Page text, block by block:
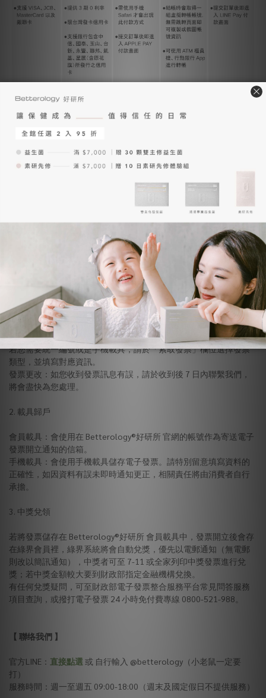
優惠券、購物金：可選擇該筆訂單是否要使用，請留意使用期限。
若使用後取消訂單退款後優惠券、購物金已逾期，系統將不會退
【 發票說明及相關問題 】
1. Betterology®好研所 開立電子發票，將在訂單出貨後當月開立並
寄送通知至會員資料之電子信箱。
若您需要統一編號或是手機載具，請於「索取發票」欄位選擇發票
類型，並填寫對應資訊。
發票更改：如您收到發票訊息有誤，請於收到後 7 日內聯繫我們，
將會盡快為您處理。
2. 載具歸戶
會員載具：會使用在 Betterology®好研所 官網的帳號作為寄送電子
發票開立通知的信箱。
手機載具：會使用手機載具儲存電子發票。請特別留意填寫資料的
正確性，如因資料有誤未即時通知更正，相關責任將由消費者自行
承擔。
3. 中獎兌領
若將發票儲存在 Betterology®好研所 會員載具中，發票開立後會存
在綠界會員裡，綠界系統將會自動兌獎，優先以電郵通知（無電郵
則改以簡訊通知），中獎者可至 7-11 或全家列印中獎發票進行兌
獎；若中獎金額較大要到財政部指定金融機構兌換。
有任何兌獎疑問，可至財政部電子發票整合服務平台常見問答服務
項目查詢，或撥打電子發票 24 小時免付費專線 0800-521-988。
【 聯络我們 】
官方LINE： 直接點選 或 自行輸入 @betterology（小老鼠一定要
打）
服務時間：週一至週五 09:00-18:00（週末及國定假日不提供服務）